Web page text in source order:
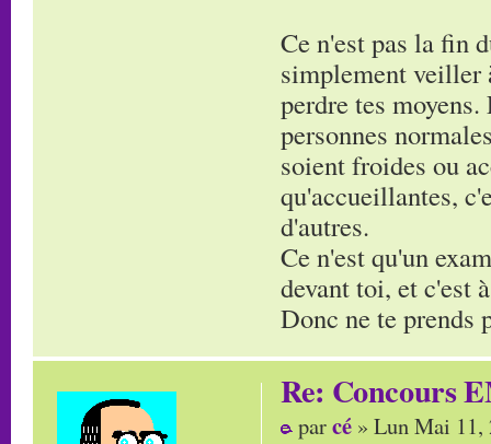
Ce n'est pas la fin
simplement veiller
perdre tes
personnes
soient froides ou
qu'accueillantes,
d'autres.
Ce n'est qu'un
devant toi, et c'est
Donc ne te prends
Re: Concours
parcé » Lun Mai 11,